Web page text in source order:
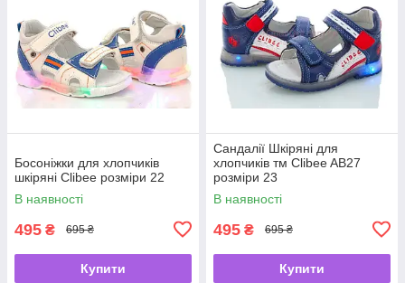
Босоніжки для хлопчиків
шкіряні Clibee розміри 22
В наявності
495 ₴ 695 ₴
Купити
Сандалії Шкіряні для
хлопчиків тм Clibee AB27
розміри 23
В наявності
495 ₴ 695 ₴
Купити